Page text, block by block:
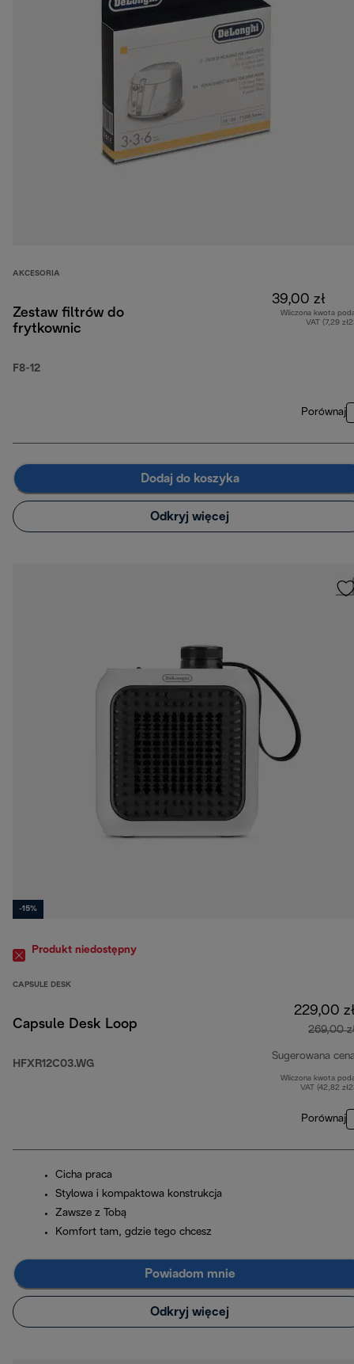
AKCESORIA
Zestaw filtrów do
frytkownic
F8-12
39,00 zł
Wliczona kwota
VAT (7,29
Porównaj
Dodaj do koszyka
Odkryj więcej
-15%
Produkt niedostępny
CAPSULE DESK
Capsule Desk Loop
HFXR12C03.WG
229,00
269,00
Sugerowana
Wliczona kwota
VAT (42,82
Porównaj
Cicha praca
Stylowa i kompaktowa konstrukcja
Zawsze z Tobą
Komfort tam, gdzie tego chcesz
Powiadom mnie
Odkryj więcej